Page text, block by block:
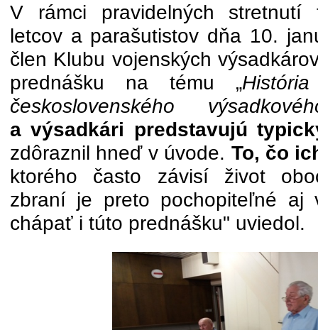
V rámci pravidelných stretnutí
letcov a parašutistov dňa 10.
člen Klubu vojenských
prednášku na tému „
československého
a výsadkári predstavujú
zdôraznil hneď v úvode. To, čo
ktorého často závisí život
zbraní je preto pochopiteľné aj
chápať i túto prednášku" uviedol.